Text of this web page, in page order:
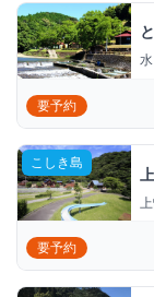
要予約
こしき島
要予約